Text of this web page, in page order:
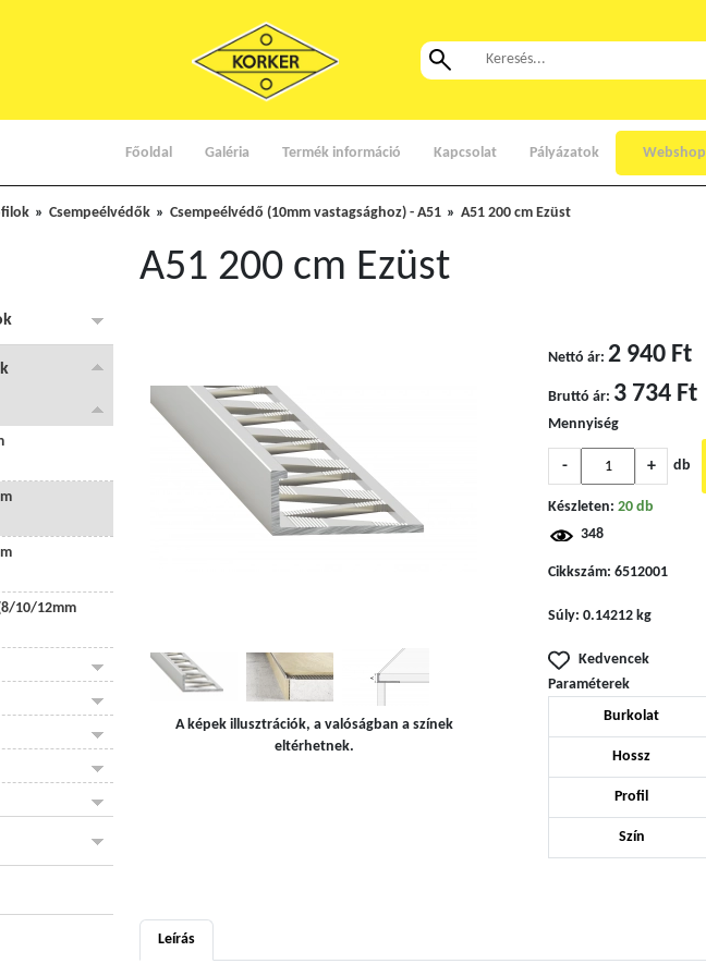
Főoldal Galéria Termék információ Kapcsolat Pályázatok Webshop
Csempeélvédők Csempeélvédő (10mm vastagsághoz) - A51 A51 200 cm Ezüst
10/12mm
A51 200 cm Ezüst
A képek illusztrációk, a valóságban a színek
eltérhetnek.
Nettó ár: 2 940 Ft
Bruttó ár: 3 734 Ft
Mennyiség
- + db
Készleten: 20 db
348
Cikkszám: 6512001
Súly: 0.14212 kg
Kedvencek
Paraméterek
Burkolat
Hossz
Profil
Szín
Leírás